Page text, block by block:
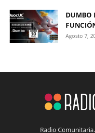
DUMBO
Agosto 7,
Radio